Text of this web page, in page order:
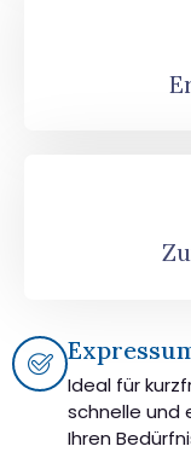
Ideal für
schnelle und
Ihren